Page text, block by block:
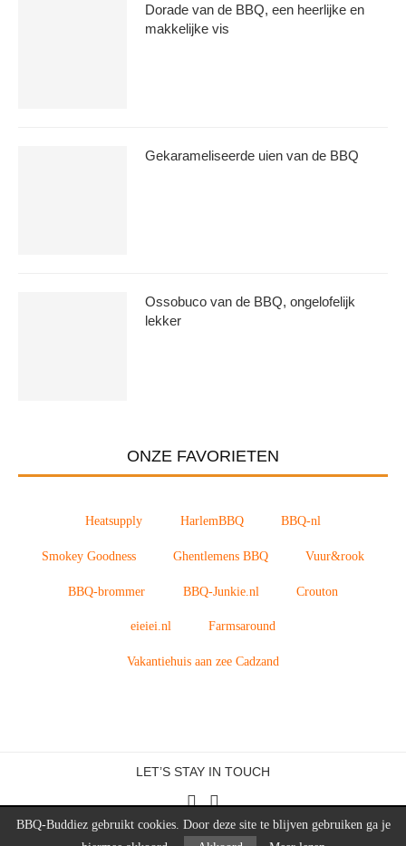
Dorade van de BBQ, een heerlijke en
makkelijke vis
Gekarameliseerde uien van de BBQ
Ossobuco van de BBQ, ongelofelijk
lekker
ONZE FAVORIETEN
Heatsupply HarlemBBQ BBQ-nl
Smokey Goodness Ghentlemens BBQ Vuur&rook
BBQ-brommer BBQ-Junkie.nl Crouton
eieiei.nl Farmsaround
Vakantiehuis aan zee Cadzand
LET’S STAY IN TOUCH
© 2026 BBQ Buddiez
BBQ-Buddiez gebruikt cookies. Door deze site te blijven gebruiken ga je